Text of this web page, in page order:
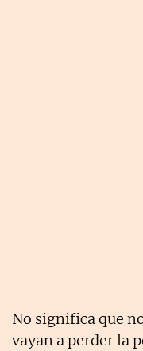
No significa que
vayan a perder la